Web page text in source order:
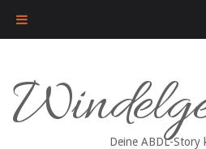
content
Deine ABDL-Story